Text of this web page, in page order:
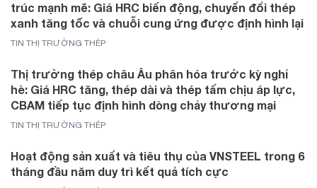
trúc mạnh mẽ: Giá HRC biến động, chuyển đổi thép
xanh tăng tốc và chuỗi cung ứng được định hình lại
TIN THỊ TRƯỜNG THÉP
Thị trường thép châu Âu phân hóa trước kỳ nghỉ
hè: Giá HRC tăng, thép dài và thép tấm chịu áp lực,
CBAM tiếp tục định hình dòng chảy thương mại
TIN THỊ TRƯỜNG THÉP
Hoạt động sản xuất và tiêu thụ của VNSTEEL trong 6
tháng đầu năm duy trì kết quả tích cực